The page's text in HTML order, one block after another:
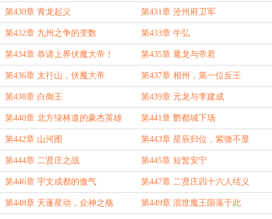
第430章 青龙起义 第431章 沧州府卫军
第432章 九州之争的变数 第433章 牛弘
第434章 恭请上界伏魔大帝！ 第435章 鼍龙与帝君
第436章 太行山，伏魔大帝 第437章 相州，第一位反王
第438章 白御王 第439章 元龙与李建成
第440章 北方绿林道的豪杰英雄 第441章 酆都城下场
第442章 山河图 第443章 星辰归位，紫微不显
第444章 二贤庄之战 第445章 短暂安宁
第446章 宇文成都的傲气 第447章 二贤庄四十六人结义
第448章 天蓬星动，众神之殇 第449章 混世魔王陨落于此